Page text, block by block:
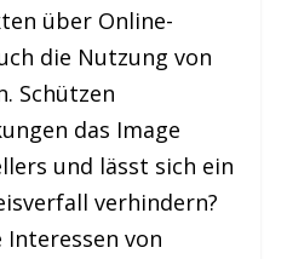
über Online-
die Nutzung von
Schützen
das Image
und lässt sich ein
verhindern?
von